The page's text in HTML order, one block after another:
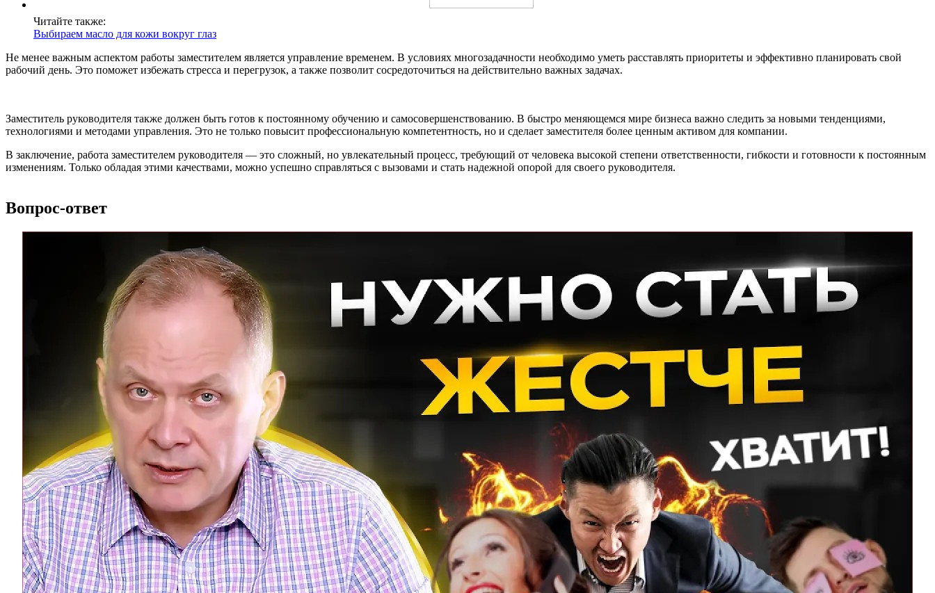
Читайте также:
Выбираем масло для кожи вокруг глаз
Не менее важным аспектом работы заместителем является управление временем. В условиях многозадачности необходимо уметь расставлять приоритеты и эффективно планировать свой
рабочий день. Это поможет избежать стресса и перегрузок, а также позволит сосредоточиться на действительно важных задачах.
Заместитель руководителя также должен быть готов к постоянному обучению и самосовершенствованию. В быстро меняющемся мире бизнеса важно следить за новыми тенденциями,
технологиями и методами управления. Это не только повысит профессиональную компетентность, но и сделает заместителя более ценным активом для компании.
В заключение, работа заместителем руководителя — это сложный, но увлекательный процесс, требующий от человека высокой степени ответственности, гибкости и готовности к постоянным
изменениям. Только обладая этими качествами, можно успешно справляться с вызовами и стать надежной опорой для своего руководителя.
Вопрос-ответ